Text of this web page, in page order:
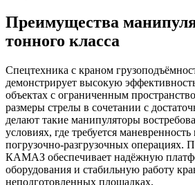
Преимущества
тонного класса
Спецтехника с краном
демонстрирует высокую
объектах с ограниченным
размеры стрелы в сочетании с
делают такие манипуляторы
условиях, где требуется
погрузочно-разгрузочных операциях.
КАМАЗ обеспечивает надёжную
оборудования и стабильную работу
неподготовленных площадках.